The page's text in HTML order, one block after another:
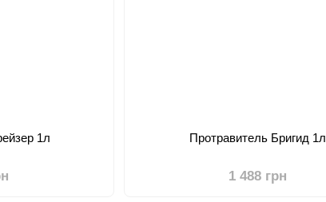
1л Протравитель Бригид 1л
1 488 грн